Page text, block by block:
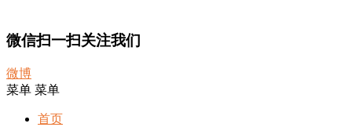
微信扫一扫关注我们
微博
菜单 菜单
首页